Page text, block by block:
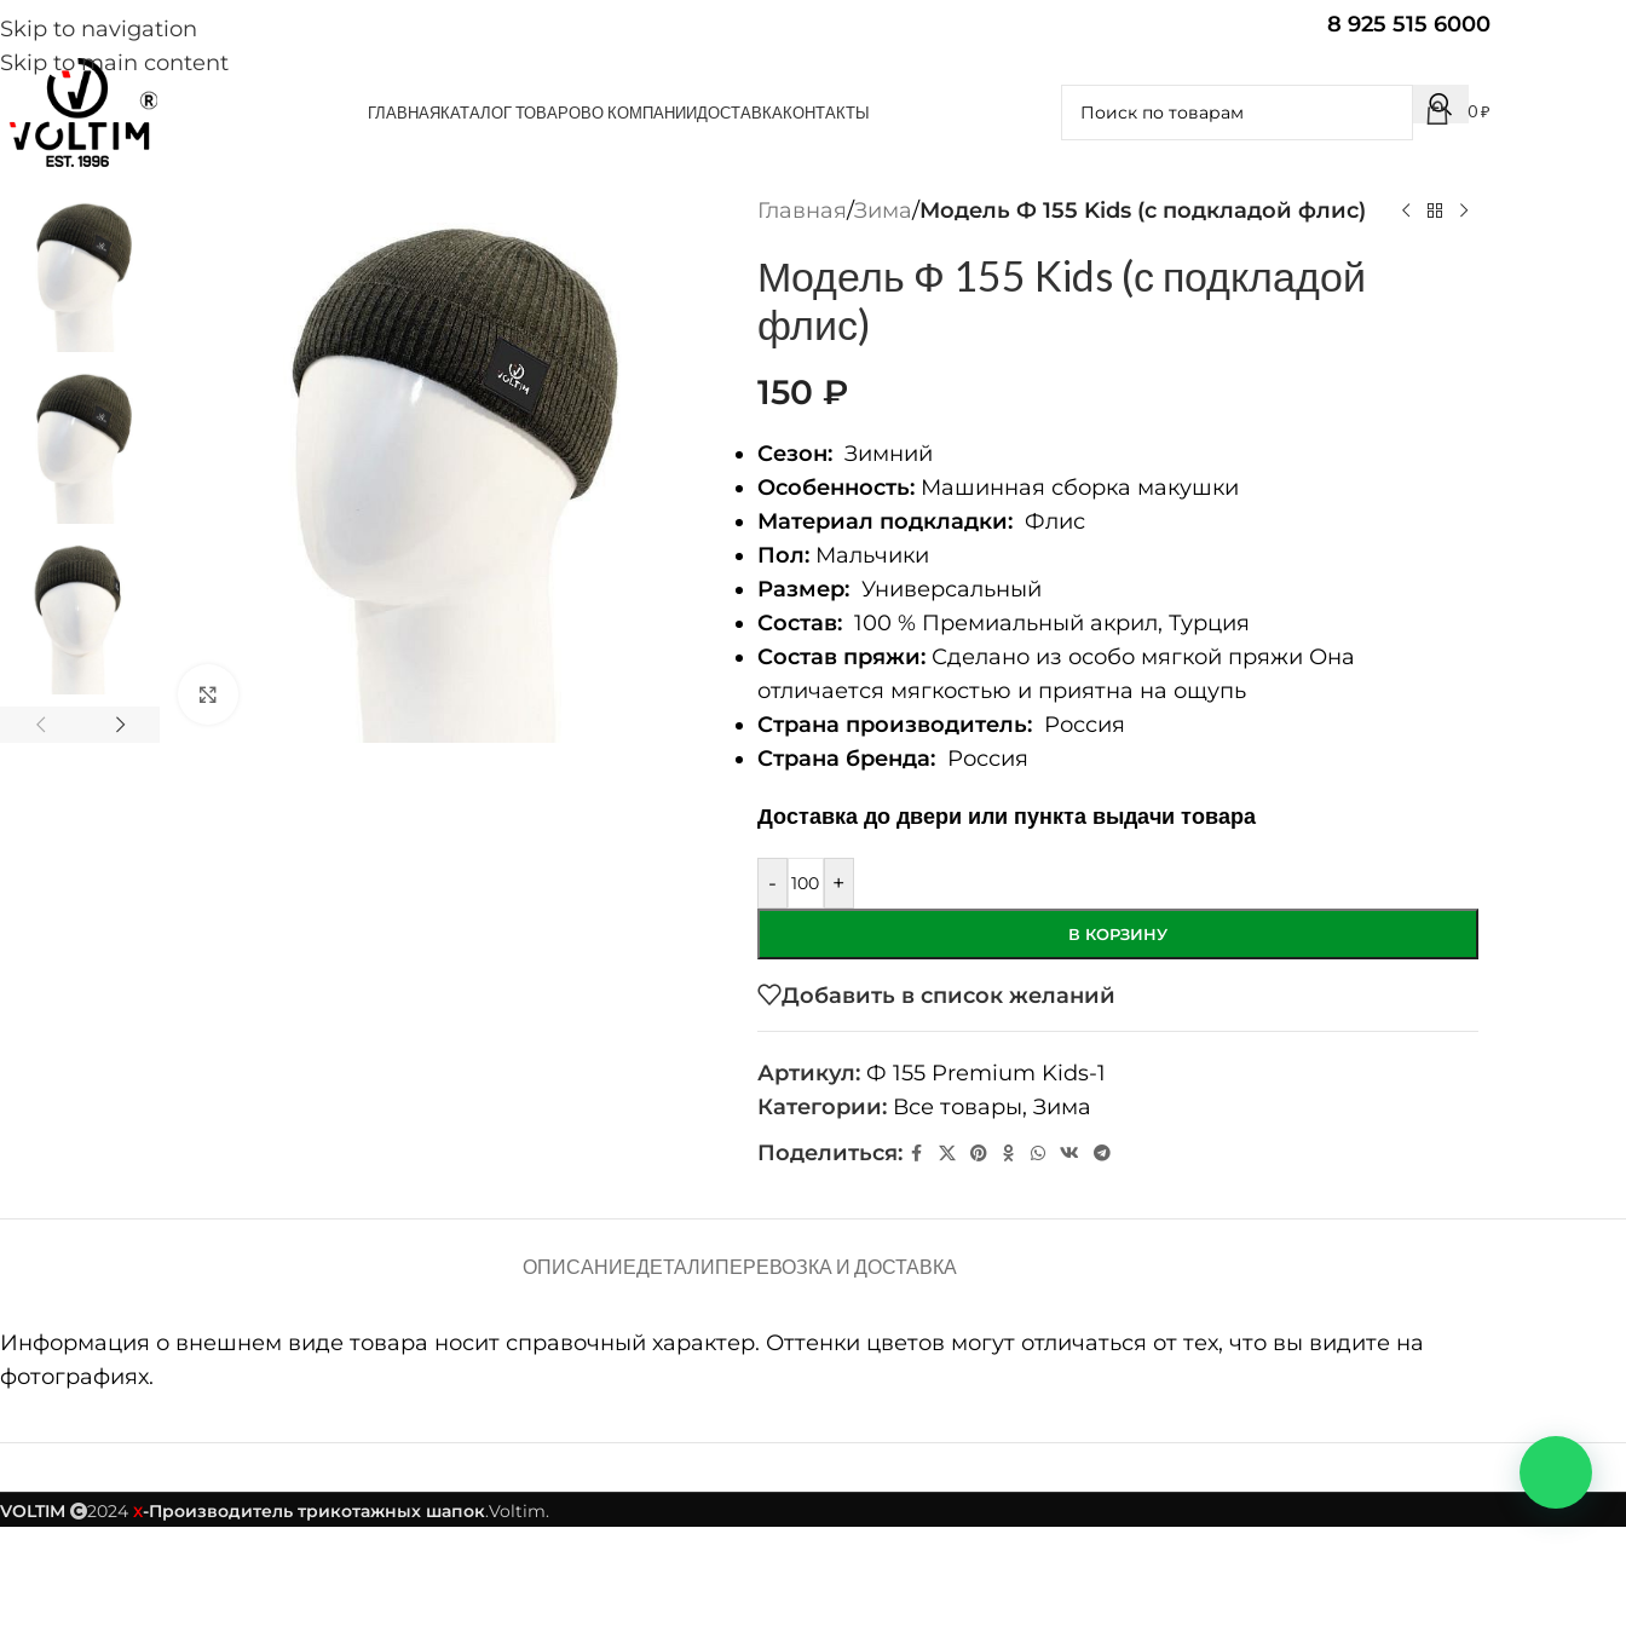
Skip to navigation
Skip to main content
8 925 515 6000
ГЛАВНАЯКАТАЛОГ ТОВАРОВО КОМПАНИИДОСТАВКАКОНТАКТЫ 0₽
Главная/Зима/Модель Ф 155 Kids (с подкладой флис)
Модель Ф 155 Kids (с подкладой
флис)
150 ₽
Сезон:Зимний
Особенность:Машинная сборка макушки
Материал подкладки:Флис
Пол:Мальчики
Размер:Универсальный
Состав:100 % Премиальный акрил, Турция
Состав пряжи:Сделано из особо мягкой пряжи Она
отличается мягкостью и приятна на ощупь
Страна производитель:Россия
Страна бренда:Россия
Доставка до двери или пункта выдачи товара
- +
В КОРЗИНУ
Добавить в список желаний
Артикул: Ф 155 Premium Kids-1
Категории: Все товары, Зима
Поделиться:
ОПИСАНИЕДЕТАЛИПЕРЕВОЗКА И ДОСТАВКА
Информация о внешнем виде товара носит справочный характер. Оттенки цветов могут отличаться от тех, что вы видите на
фотографиях.
VOLTIM 2024 X-Производитель трикотажных шапок.Voltim.